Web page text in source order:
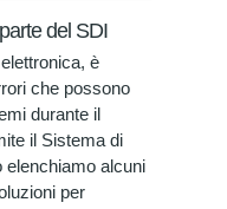
del SDI
è
che possono
durante il
il Sistema di
elenchiamo alcuni
per